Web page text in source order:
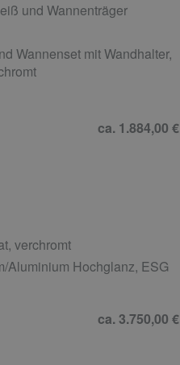
und Wannenträger
Wannenset mit Wandhalter,
ca. 1.884,00 €
verchromt
Aluminium Hochglanz, ESG
ca. 3.750,00 €